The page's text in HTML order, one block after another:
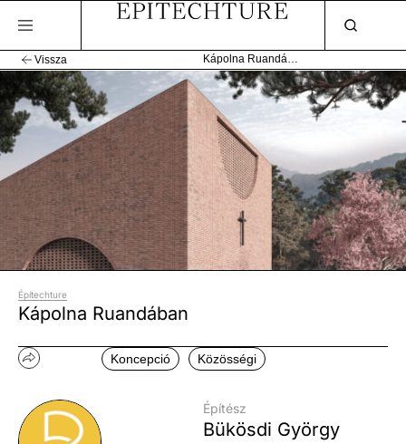
Vissza Kápolna Ruandában
Építechture
Kápolna Ruandában
Koncepció Közösségi
Építész
Bükösdi György